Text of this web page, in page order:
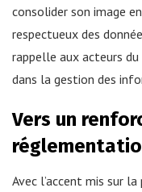
consolider son image
respectueux des
rappelle aux acteurs du
dans la gestion des
Vers un
Avec l’accent mis sur